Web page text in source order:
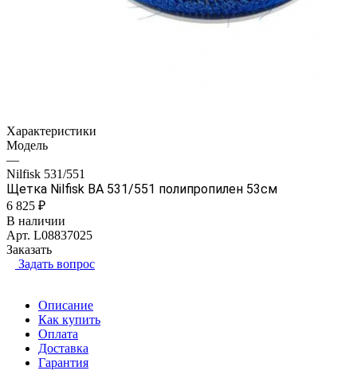
Характеристики
Модель
—
Nilfisk 531/551
Щетка Nilfisk BA 531/551 полипропилен 53см
6 825 ₽
В наличии
Арт. L08837025
Заказать
Задать вопрос
Описание
Как купить
Оплата
Доставка
Гарантия